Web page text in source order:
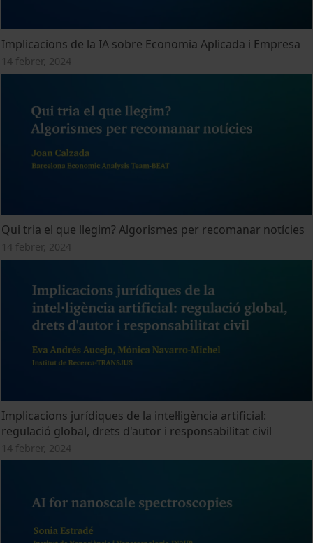
Implicacions de la IA sobre Economia Aplicada i Empresa
14 febrer, 2024
Qui tria el que llegim? Algorismes per recomanar notícies
14 febrer, 2024
Implicacions jurídiques de la intel·ligència artificial:
regulació global, drets d'autor i responsabilitat civil
14 febrer, 2024